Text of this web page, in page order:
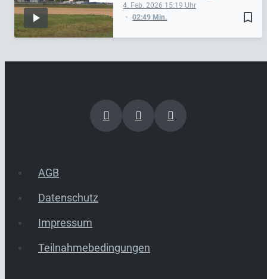
bookmark_border
4. Feb. 2026 15:19
02:49 Min.
AGB
Datenschutz
Impressum
Teilnahmebedingungen